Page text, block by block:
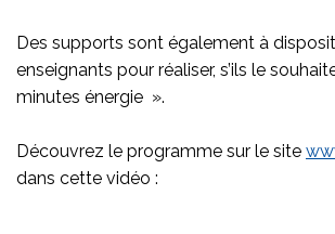
Des supports sont également à
enseignants pour réaliser, s’ils le
minutes énergie ».
Découvrez le programme sur le site
dans cette vidéo :